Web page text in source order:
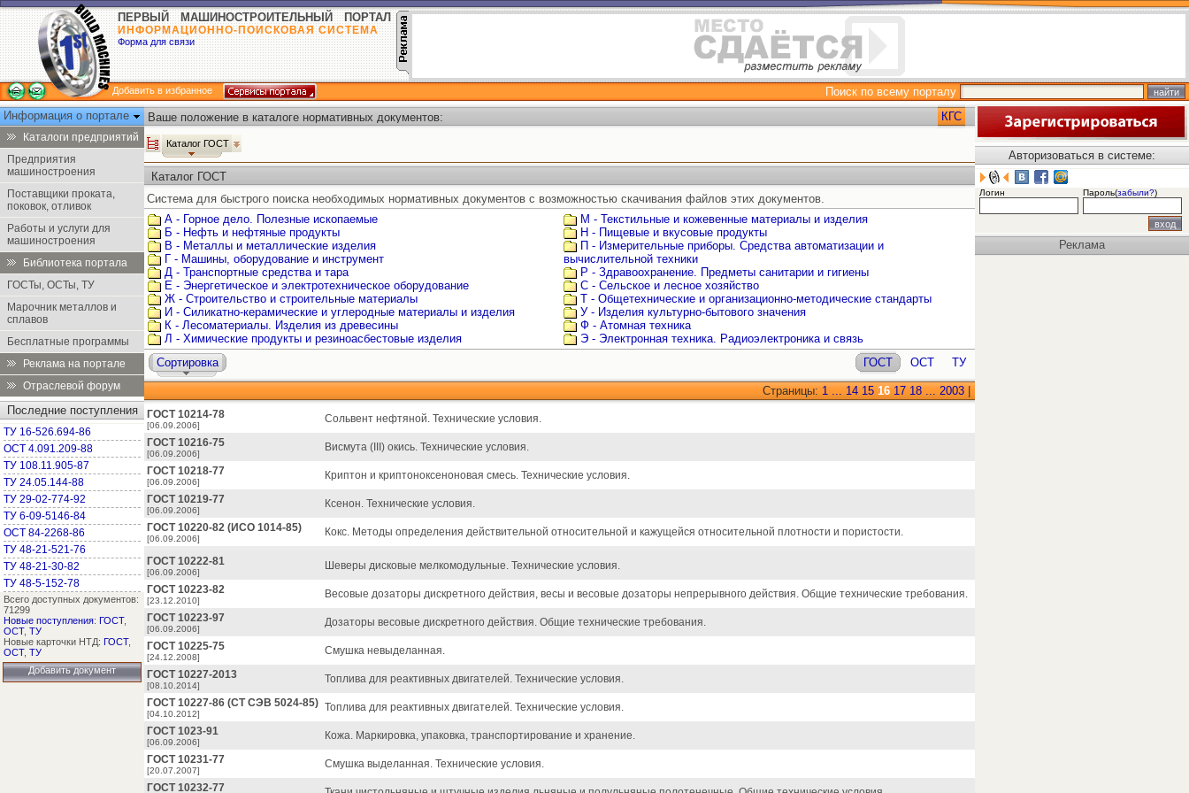
ПЕРВЫЙ МАШИНОСТРОИТЕЛЬНЫЙ ПОРТАЛ
ИНФОРМАЦИОННО-ПОИСКОВАЯ СИСТЕМА
Форма для связи
Добавить в избранное
Поиск по всему порталу
Информация о портале
Каталоги предприятий
Предприятия
машиностроения
Поставщики проката,
поковок, отливок
Работы и услуги для
машиностроения
Библиотека портала
ГОСТы, ОСТы, ТУ
Марочник металлов и
сплавов
Бесплатные программы
Реклама на портале
Отраслевой форум
Последние поступления
ТУ 16-526.694-86
ОСТ 4.091.209-88
ТУ 108.11.905-87
ТУ 24.05.144-88
ТУ 29-02-774-92
ТУ 6-09-5146-84
ОСТ 84-2268-86
ТУ 48-21-521-76
ТУ 48-21-30-82
ТУ 48-5-152-78
Всего доступных документов:
71299
Новые поступления: ГОСТ,
ОСТ, ТУ
Новые карточки НТД: ГОСТ,
ОСТ, ТУ
Добавить документ
Ваше положение в каталоге нормативных документов: КГС
Каталог ГОСТ
Каталог ГОСТ
Система для быстрого поиска необходимых нормативных документов с возможностью скачивания файлов этих документов.
А - Горное дело. Полезные ископаемые
Б - Нефть и нефтяные продукты
В - Металлы и металлические изделия
Г - Машины, оборудование и инструмент
Д - Транспортные средства и тара
Е - Энергетическое и электротехническое оборудование
Ж - Строительство и строительные материалы
И - Силикатно-керамические и углеродные материалы и изделия
К - Лесоматериалы. Изделия из древесины
Л - Химические продукты и резиноасбестовые изделия
М - Текстильные и кожевенные материалы и изделия
Н - Пищевые и вкусовые продукты
П - Измерительные приборы. Средства автоматизации и
вычислительной техники
Р - Здравоохранение. Предметы санитарии и гигиены
С - Сельское и лесное хозяйство
Т - Общетехнические и организационно-методические стандарты
У - Изделия культурно-бытового значения
Ф - Атомная техника
Э - Электронная техника. Радиоэлектроника и связь
Сортировка
ГОСТ ОСТ ТУ
Страницы: 1 ... 14 15 16 17 18 ... 2003
ГОСТ 10214-78
[06.09.2006]
Сольвент нефтяной. Технические условия.
ГОСТ 10216-75
[06.09.2006]
Висмута (III) окись. Технические условия.
ГОСТ 10218-77
[06.09.2006]
Криптон и криптоноксеноновая смесь. Технические условия.
ГОСТ 10219-77
[06.09.2006]
Ксенон. Технические условия.
ГОСТ 10220-82 (ИСО 1014-85)
[06.09.2006]
Кокс. Методы определения действительной относительной и кажущейся относительной плотности и пористости.
ГОСТ 10222-81
[06.09.2006]
Шеверы дисковые мелкомодульные. Технические условия.
ГОСТ 10223-82
[23.12.2010]
Весовые дозаторы дискретного действия, весы и весовые дозаторы непрерывного действия. Общие технические требования.
ГОСТ 10223-97
[06.09.2006]
Дозаторы весовые дискретного действия. Общие технические требования.
ГОСТ 10225-75
[24.12.2008]
Смушка невыделанная.
ГОСТ 10227-2013
[08.10.2014]
Топлива для реактивных двигателей. Технические условия.
ГОСТ 10227-86 (СТ СЭВ 5024-85)
[04.10.2012]
Топлива для реактивных двигателей. Технические условия.
ГОСТ 1023-91
[06.09.2006]
Кожа. Маркировка, упаковка, транспортирование и хранение.
ГОСТ 10231-77
[20.07.2007]
Смушка выделанная. Технические условия.
ГОСТ 10232-77
Авторизоваться в системе:
Логин Пароль(забыли?)
Реклама